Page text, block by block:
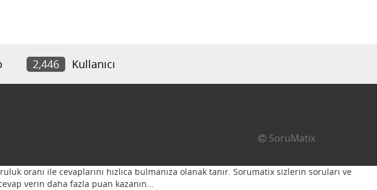
2,446 Kullanıcı
SoruMatix
oranı ile cevaplarını hızlıca bulmanıza olanak tanır. Sorumatix sizlerin soruları ve
verin daha fazla puan kazanın...